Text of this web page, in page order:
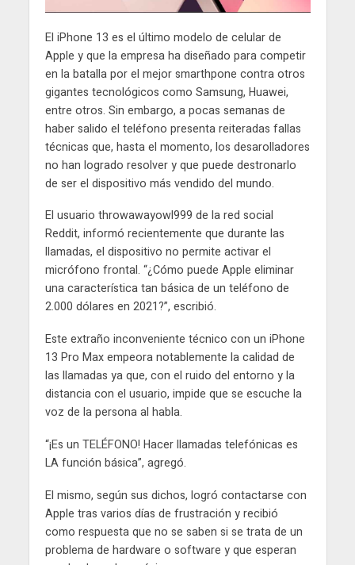
El iPhone 13 es el último modelo de celular de
Apple y que la empresa ha diseñado para competir
en la batalla por el mejor smarthpone contra otros
gigantes tecnológicos como Samsung, Huawei,
entre otros. Sin embargo, a pocas semanas de
haber salido el teléfono presenta reiteradas fallas
técnicas que, hasta el momento, los desarolladores
no han logrado resolver y que puede destronarlo
de ser el dispositivo más vendido del mundo.
El usuario throwawayowl999 de la red social
Reddit, informó recientemente que durante las
llamadas, el dispositivo no permite activar el
micrófono frontal. “¿Cómo puede Apple eliminar
una característica tan básica de un teléfono de
2.000 dólares en 2021?”, escribió.
Este extraño inconveniente técnico con un iPhone
13 Pro Max empeora notablemente la calidad de
las llamadas ya que, con el ruido del entorno y la
distancia con el usuario, impide que se escuche la
voz de la persona al habla.
“¡Es un TELÉFONO! Hacer llamadas telefónicas es
LA función básica”, agregó.
El mismo, según sus dichos, logró contactarse con
Apple tras varios días de frustración y recibió
como respuesta que no se saben si se trata de un
problema de hardware o software y que esperan